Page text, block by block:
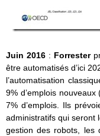
Juin 2016 : Forrester
être automatisés d’ici
l’automatisation
9% d’emplois
7% d’emplois. Ils
administratifs qui seront
gestion des robots, les